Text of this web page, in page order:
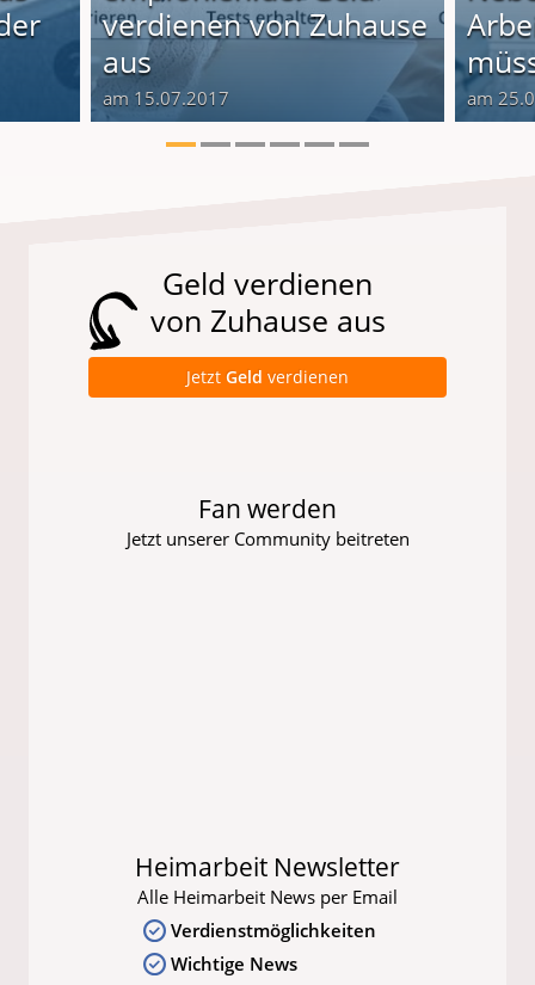
verdienen von Zuhause
aus
am 15.07.2017 am
Geld verdienen
von Zuhause aus
Jetzt Geld verdienen
Fan werden
Jetzt unserer Community beitreten
Heimarbeit Newsletter
Alle Heimarbeit News per Email
Verdienstmöglichkeiten
Wichtige News